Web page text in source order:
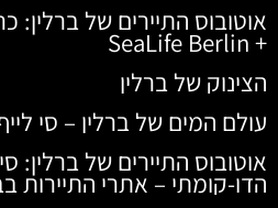
אוטובוס התיירים של ברלין:
+ SeaLife Berlin
הצינוק של ברלין
עולם המים של ברלין – סי
אוטובוס התיירים של ברלין:
הדו-קומתי – אתרי התיירות